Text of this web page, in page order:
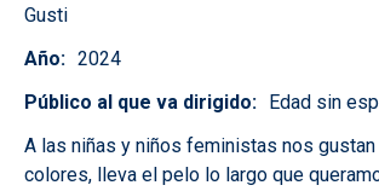
Gusti
Año
2024
Público al que va dirigido
Edad sin
A las niñas y niños feministas nos
colores, lleva el pelo lo largo que